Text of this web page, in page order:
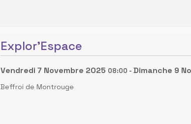
Explor'Espace
Vendredi 7 Novembre 2025 08:00 - Dimanche 9
Beffroi de Montrouge